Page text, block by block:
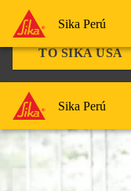
You are accessing
TO SIKA USA
Sika Perú
Sika Perú